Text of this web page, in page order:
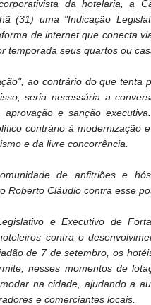
da hotelaria, a
(31) uma "Indicação
de internet que conecta
temporada seus quartos ou
ao contrário do que tenta
seria necessária a
aprovação e sanção
contrário à modernização
e da livre concorrência.
de anfitriões e
Roberto Cláudio contra esse
e Executivo de
contra o
de 7 de setembro, os
nesses momentos de
na cidade, ajudando a
e comerciantes locais.